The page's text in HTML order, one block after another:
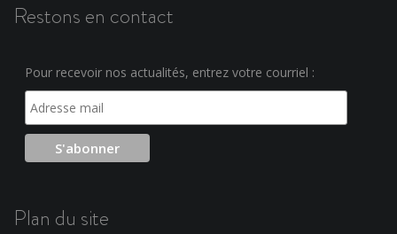
Restons en contact
Pour recevoir nos actualités, entrez votre courriel :
Plan du site